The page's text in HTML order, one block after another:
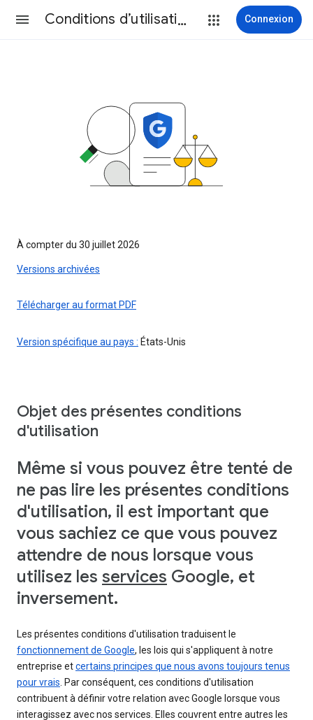
Conditions d’utilisation Connexion
À compter du 30 juillet 2026
Versions archivées
Télécharger au format PDF
Version spécifique au pays : États-Unis
Objet des présentes conditions
d'utilisation
Même si vous pouvez être tenté de
ne pas lire les présentes conditions
d'utilisation, il est important que
vous sachiez ce que vous pouvez
attendre de nous lorsque vous
utilisez les services Google, et
inversement.
Les présentes conditions d'utilisation traduisent le
fonctionnement de Google, les lois qui s'appliquent à notre
entreprise etcertains principes que nous avons toujours tenus
pour vrais . Par conséquent, ces conditions d'utilisation
contribuent à définir votre relation avec Google lorsque vous
interagissez avec nos services. Elles couvrent entre autres les